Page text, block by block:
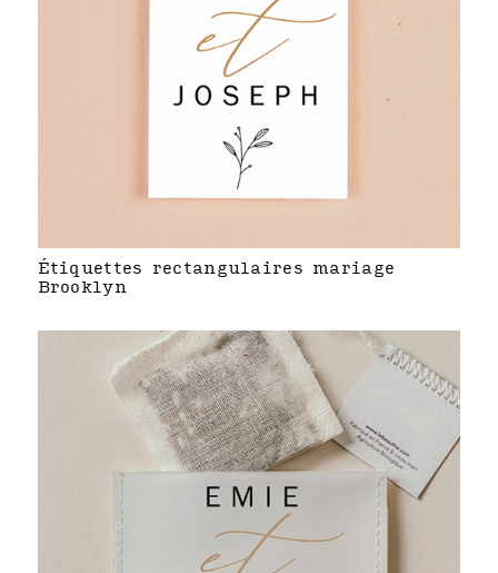
Étiquettes rectangulaires mariage
Brooklyn